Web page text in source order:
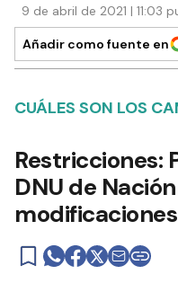
9 de abril de 2021 | 11:03
Añadir como fuente en
CUÁLES SON LOS
Restricciones:
DNU de
modificaciones